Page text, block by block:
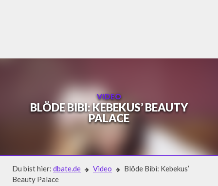
VIDEO
BLÖDE BIBI: KEBEKUS’ BEAUTY
PALACE
Du bist hier: dbate.de Video
Blöde Bibi: Kebekus’
Beauty Palace